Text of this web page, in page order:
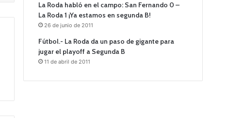
La Roda habló en el campo: San Fernando 0 –
La Roda 1 ¡Ya estamos en segunda B!
26 de junio de 2011
Fútbol.- La Roda da un paso de gigante para
jugar el playoff a Segunda B
11 de abril de 2011